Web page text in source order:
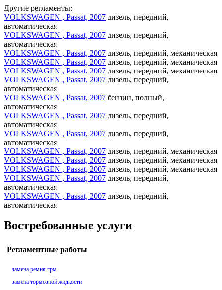
Другие регламенты:
VOLKSWAGEN , Passat, 2007 дизель, передний,
автоматическая
VOLKSWAGEN , Passat, 2007 дизель, передний,
автоматическая
VOLKSWAGEN , Passat, 2007 дизель, передний, механическая
VOLKSWAGEN , Passat, 2007 дизель, передний, механическая
VOLKSWAGEN , Passat, 2007 дизель, передний, механическая
VOLKSWAGEN , Passat, 2007 дизель, передний,
автоматическая
VOLKSWAGEN , Passat, 2007 бензин, полный,
автоматическая
VOLKSWAGEN , Passat, 2007 дизель, передний,
автоматическая
VOLKSWAGEN , Passat, 2007 дизель, передний,
автоматическая
VOLKSWAGEN , Passat, 2007 дизель, передний, механическая
VOLKSWAGEN , Passat, 2007 дизель, передний, механическая
VOLKSWAGEN , Passat, 2007 дизель, передний, механическая
VOLKSWAGEN , Passat, 2007 дизель, передний,
автоматическая
VOLKSWAGEN , Passat, 2007 дизель, передний,
автоматическая
Востребованные услуги
Регламентные работы
замена ремня грм
замена тормозной жидкости